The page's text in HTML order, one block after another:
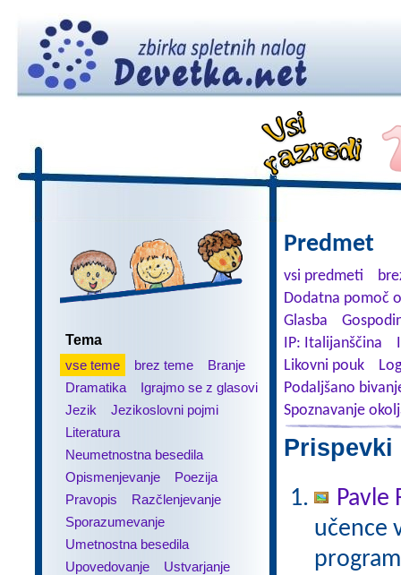
Tema
vse teme
brez teme
Branje
Dramatika
Igrajmo se z glasovi
Jezik
Jezikoslovni pojmi
Literatura
Neumetnostna besedila
Opismenjevanje
Poezija
Pravopis
Razčlenjevanje
Sporazumevanje
Umetnostna besedila
Upovedovanje
Ustvarjanje
Predmet
vsi predmeti
Dodatna pomoč
Glasba
IP: Italijanščina
Likovni pouk
Podaljšano
Spoznavanje
Prispevki
Pavle
učence